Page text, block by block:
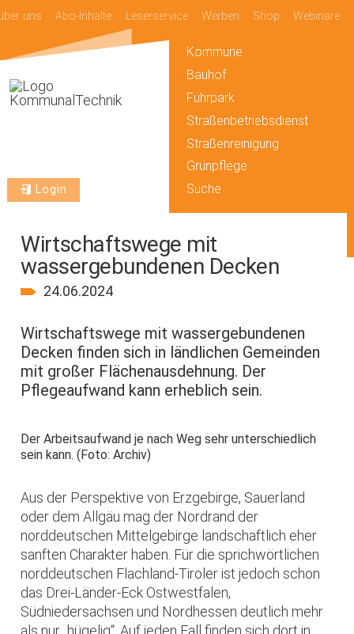
uns Abo-Inhalte Leserservice Werben Shop Webinare
Login
Kommune
Bauhof
Fuhrpark
Straßenbetriebsdienst
Straßenreinigung
Grünpflege
Suche
Wirtschaftswege mit
wassergebundenen Decken
24.06.2024
Wirtschaftswege mit wassergebundenen
Decken finden sich in ländlichen Gemeinden
mit großer Flächenausdehnung. Der
Pflegeaufwand kann erheblich sein.
Der Arbeitsaufwand je nach Weg sehr unterschiedlich
sein kann. (Foto: Archiv)
Aus der Perspektive von Erzgebirge, Sauerland
oder dem Allgäu mag der Nordrand der
norddeutschen Mittelgebirge landschaftlich eher
sanften Charakter haben. Für die sprichwörtlichen
norddeutschen Flachland-Tiroler ist jedoch schon
das Drei-Länder-Eck Ostwestfalen,
Südniedersachsen und Nordhessen deutlich mehr
als nur „hügelig“. Auf jeden Fall finden sich dort in